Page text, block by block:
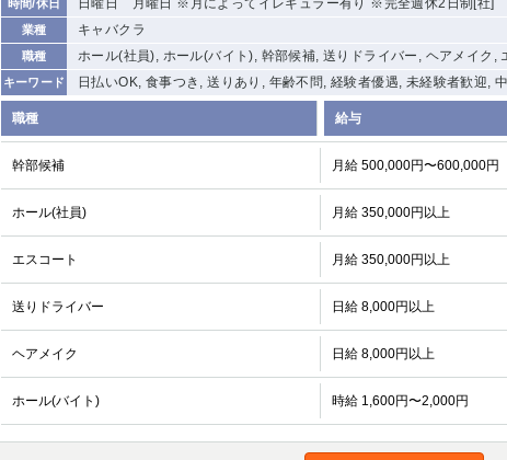
時間/休日 日曜日 月曜日 ※月によってイレギュラー有り ※完全週休2日制[社]
業種 キャバクラ
職種 ホール(社員), ホール(バイト), 幹部候補, 送りドライバー, ヘアメイク,
キーワード 日払いOK, 食事つき, 送りあり, 年齢不問, 経験者優遇, 未経験者歓迎,
職種 給与
幹部候補 月給 500,000円〜600,000円
ホール(社員) 月給 350,000円以上
エスコート 月給 350,000円以上
送りドライバー 日給 8,000円以上
ヘアメイク 日給 8,000円以上
ホール(バイト) 時給 1,600円〜2,000円